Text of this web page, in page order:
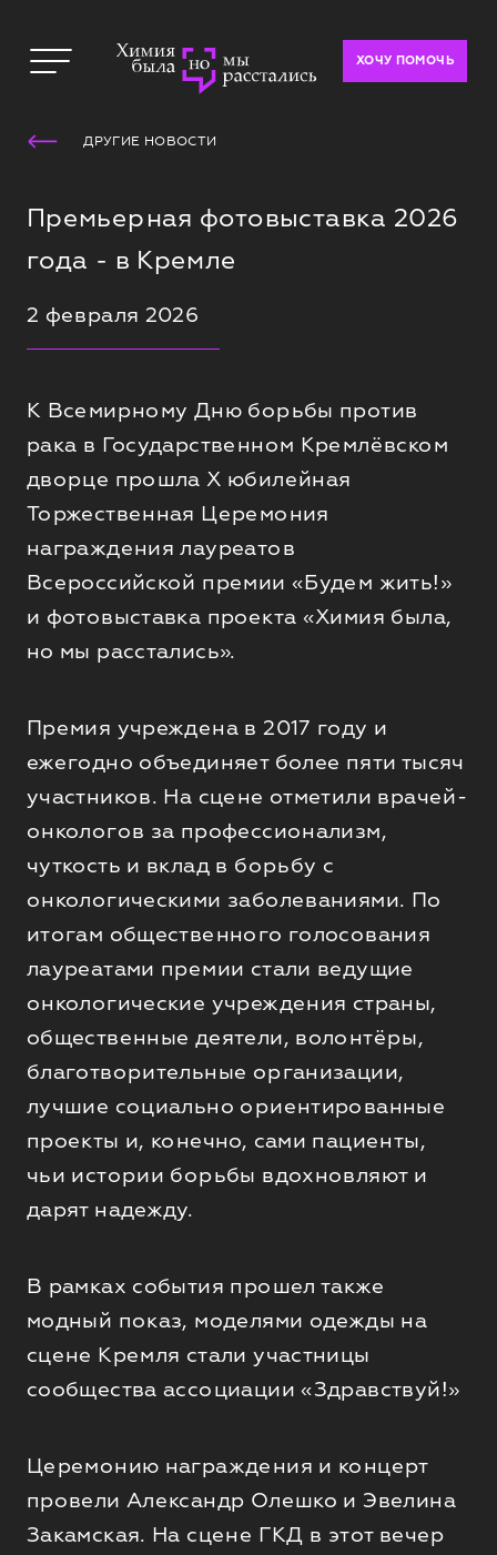
ХОЧУ ПОМОЧЬ
ДРУГИЕ НОВОСТИ
Премьерная фотовыставка 2026
года - в Кремле
2 февраля 2026
К Всемирному Дню борьбы против
рака в Государственном Кремлёвском
дворце прошла Х юбилейная
Торжественная Церемония
награждения лауреатов
Всероссийской премии «Будем жить!»
и фотовыставка проекта «Химия была,
но мы расстались».
Премия учреждена в 2017 году и
ежегодно объединяет более пяти тысяч
участников. На сцене отметили врачей-
онкологов за профессионализм,
чуткость и вклад в борьбу с
онкологическими заболеваниями. По
итогам общественного голосования
лауреатами премии стали ведущие
онкологические учреждения страны,
общественные деятели, волонтёры,
благотворительные организации,
лучшие социально ориентированные
проекты и, конечно, сами пациенты,
чьи истории борьбы вдохновляют и
дарят надежду.
В рамках события прошел также
модный показ, моделями одежды на
сцене Кремля стали участницы
сообщества ассоциации «Здравствуй!»
Церемонию награждения и концерт
провели Александр Олешко и Эвелина
Закамская. На сцене ГКД в этот вечер